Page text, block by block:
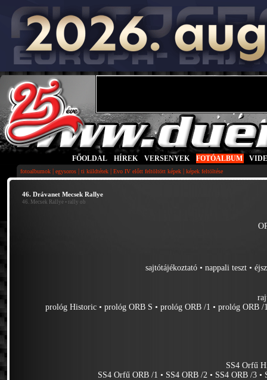
FŐOLDAL HÍREK VERSENYEK FOTÓALBUM
fotoalbumok | egysoros | ti küldtétek | Evo IV előtt feltöltött képek | képek feltöltése
46. Drávanet Mecsek Rallye
46. Mecsek Rallye • rally ob
sajtótájékoztató •nappali teszt •
prológ Historic •prológ ORB S •prológ ORB /1 •prológ ORB /
SS4 Orfű
SS4 Orfű ORB /1 • SS4 ORB /2 • SS4 ORB /3 •